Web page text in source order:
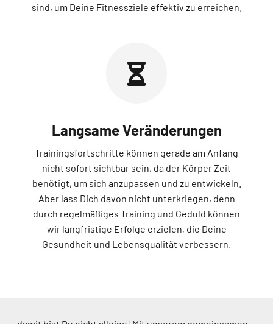
sind, um Deine Fitnessziele effektiv zu erreichen.
Langsame Veränderungen
Trainingsfortschritte können gerade am Anfang
nicht sofort sichtbar sein, da der Körper Zeit
benötigt, um sich anzupassen und zu entwickeln.
Aber lass Dich davon nicht unterkriegen, denn
durch regelmäßiges Training und Geduld können
wir langfristige Erfolge erzielen, die Deine
Gesundheit und Lebensqualität verbessern.